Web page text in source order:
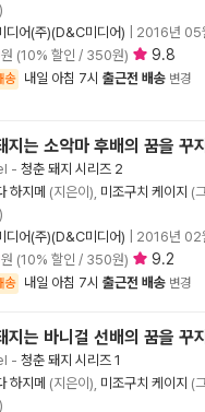
디어(주)(D&C미디어)
2016년 05
원 (10% 할인 / 350원) 9.8
송 내일 아침 7시 출근전 배송 변경
지는 소악마 후배의 꿈을 꾸
- 청춘 돼지 시리즈 2
하지메 (지은이), 미조구치 케이지 (
디어(주)(D&C미디어)
2016년 02
원 (10% 할인 / 350원) 9.2
송 내일 아침 7시 출근전 배송 변경
지는 바니걸 선배의 꿈을 꾸
- 청춘 돼지 시리즈 1
하지메 (지은이), 미조구치 케이지 (